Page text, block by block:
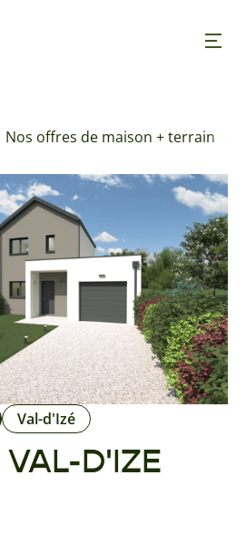
RDV
2 23 25 12 39
Nos offres de maison + terrain
D'IZE
Val-d'Izé